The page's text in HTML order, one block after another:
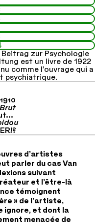
culture. En
complexes à
l’on reconnaît les
l’expression renforce la
de plaisir, réduit
que soit la technique
picturale est
à faire ressentir des
Pour Prinzhorn, de
hospitalisés
la richesse et
leurs auteurs comme
présente les
dans son livre,
de leurs peintures,
ici les travaux de
né en 1864 à
éloquentes de
chez Pohl, non
mais qui plus est, ne
techniques. (…)
zur Psychologie
est un livre de 1922
comme l’ouvrage qui a
psychiatrique.
d’artistes
parler du cas Van
suivant
et l’être-là
témoignent
» de l’artiste,
ignore, et dont la
menacée de